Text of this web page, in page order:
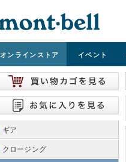
オンラインストア イベント
ギア
クロージング